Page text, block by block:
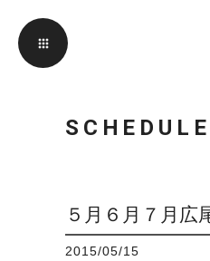
SCHEDULE
５月６月７月
2015/05/15